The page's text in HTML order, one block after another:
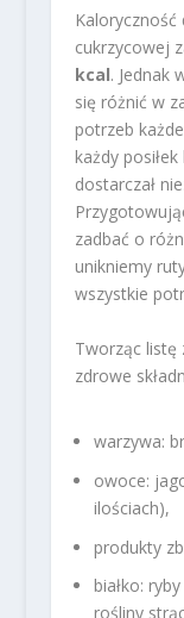
Kaloryczność
cukrzycowej
kcal. Jednak
się różnić w
potrzeb
każdy
dostarczał
zadbać o
unikniemy
wszystkie
Tworząc listę
zdrowe
warzywa:
owoce:
ilościach),
produkty
białko:
rośliny